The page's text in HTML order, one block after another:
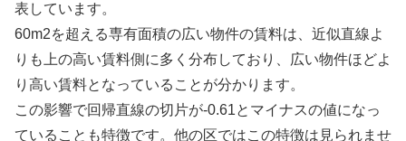
表しています。
60m2を超える専有面積の広い物件の賃料は、近似直線よ
りも上の高い賃料側に多く分布しており、広い物件ほどよ
り高い賃料となっていることが分かります。
この影響で回帰直線の切片が-0.61とマイナスの値になっ
ていることも特徴です。他の区ではこの特徴は見られませ